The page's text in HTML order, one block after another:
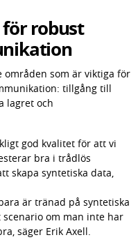
robust
som är viktiga för
tillgång till
lagret och
god kvalitet för att vi
bra i trådlös
skapa syntetiska data,
är tränad på syntetiska
om man inte har
säger Erik Axell.